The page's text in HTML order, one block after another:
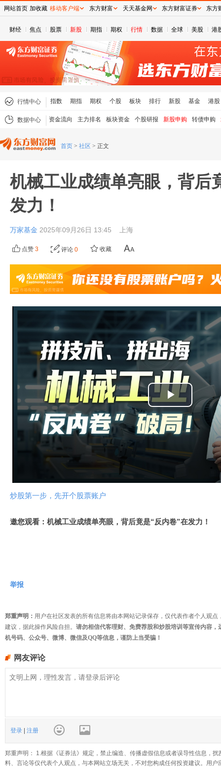
财经 焦点 股票 新股 期指 期权 行情 数据 全球 美股 港
行情中心 指数 期指 期权 个股 板块 排行 新股 基金 港股
数据中心 资金流向 主力排名 板块资金 个股研报 新股申购 转债申购
首页 > 社区 > 正文
机械工业成绩单亮眼，背后
发力！
万家基金 2025年09月26日 13:45 上海
点赞 3 评论 0 收藏
播
放
视
炒股第一步，先开个股票账户
邀您观看：机械工业成绩单亮眼，背后竟是“反内卷”在发力！
举报
郑重声明： 用户在社区发表的所有信息将由本网站记录保存，仅代表作者个人观
建议，据此操作风险自担。 请勿相信代客理财、免费荐股和炒股培训等宣传内容
机号码、公众号、微博、微信及QQ等信息，谨防上当受骗！
网友评论
登录 注册
郑重声明： 1.根据《证券法》规定，禁止编造、传播虚假信息或者误导性信息，
料、言论等仅代表个人观点，与本网站立场无关，不对您构成任何投资建议。用
网站首页 加收藏 移动客户端 东方财富 天天基金网 东方财富证券 东方